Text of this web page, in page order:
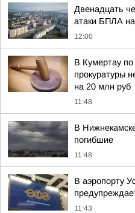
Двенадцать
атаки БПЛА на
12:00
В Кумертау
прокуратуры
на 20 млн руб
11:48
В
погибшие
11:48
В аэропорту
11:43